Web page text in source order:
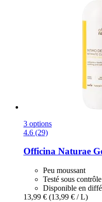
3 options
4.6 (29)
Officina Naturae
Peu moussant
Testé sous
Disponible en
13,99 € (13,99 € / L)